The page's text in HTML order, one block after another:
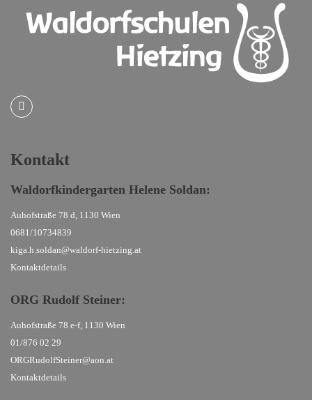
Kontakt
Waldorfkindergarten Helene Soldan:
Auhofstraße 78 d, 1130 Wien
0681/10734839
kiga.h.soldan@waldorf-hietzing.at
Kontaktdetails
ORG Rudolf Steiner:
Auhofstraße 78 e-f, 1130 Wien
01/876 02 29
ORGRudolfSteiner@aon.at
Kontaktdetails